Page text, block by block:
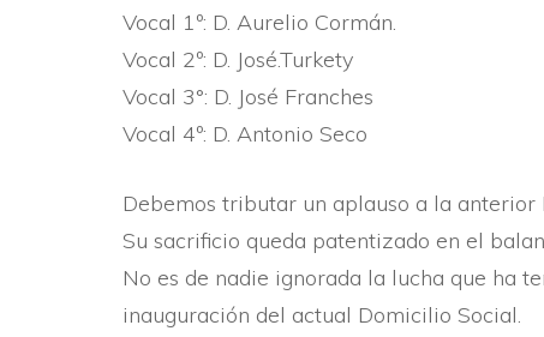
Vocal 1º: D. Aurelio Cormán.
Vocal 2º: D. José.Turkety
Vocal 3°: D. José Franches
Vocal 4º: D. Antonio Seco
Debemos tributar un aplauso a la
Su sacrificio queda patentizado en el
No es de nadie ignorada la lucha que ha
inauguración del actual Domicilio Social.